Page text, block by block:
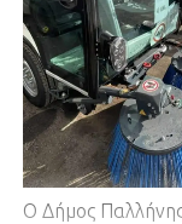
Ο Δήμος Παλλήνης